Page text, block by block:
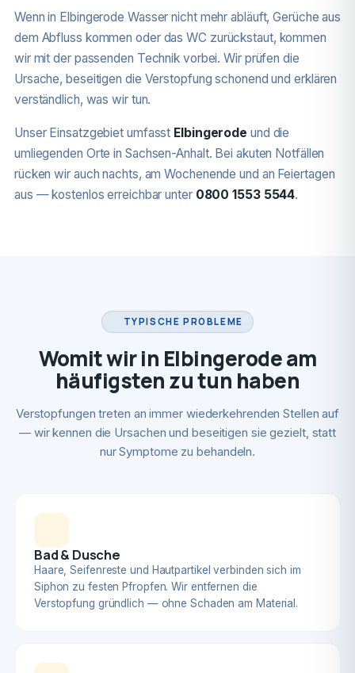
Wenn in Elbingerode Wasser nicht mehr abläuft, Gerüche aus
dem Abfluss kommen oder das WC zurückstaut, kommen
wir mit der passenden Technik vorbei. Wir prüfen die
Ursache, beseitigen die Verstopfung schonend und erklären
verständlich, was wir tun.
Unser Einsatzgebiet umfasst Elbingerode und die
umliegenden Orte in Sachsen-Anhalt. Bei akuten Notfällen
rücken wir auch nachts, am Wochenende und an Feiertagen
aus — kostenlos erreichbar unter 0800 1553 5544.
TYPISCHE PROBLEME
Womit wir in Elbingerode am
häufigsten zu tun haben
Verstopfungen treten an immer wiederkehrenden Stellen auf
— wir kennen die Ursachen und beseitigen sie gezielt, statt
nur Symptome zu behandeln.
Bad & Dusche
Haare, Seifenreste und Hautpartikel verbinden sich im
Siphon zu festen Pfropfen. Wir entfernen die
Verstopfung gründlich — ohne Schaden am Material.